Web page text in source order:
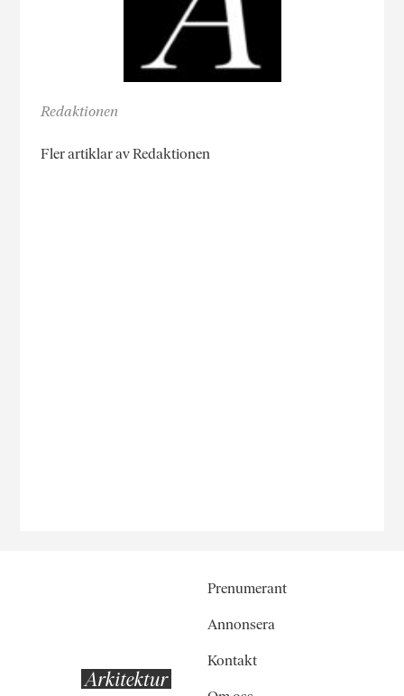
Redaktionen
Fler artiklar av Redaktionen
Prenumerant
Annonsera
Kontakt